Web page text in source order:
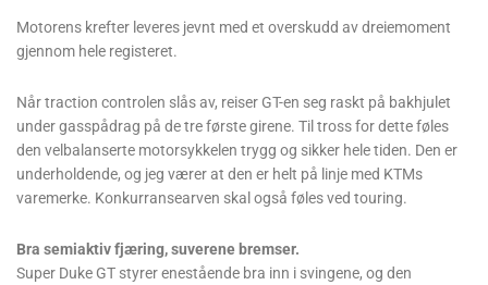
Motorens krefter leveres jevnt med et overskudd av dreiemoment
gjennom hele registeret.
Når traction controlen slås av, reiser GT-en seg raskt på bakhjulet
under gasspådrag på de tre første girene. Til tross for dette føles
den velbalanserte motorsykkelen trygg og sikker hele tiden. Den er
underholdende, og jeg værer at den er helt på linje med KTMs
varemerke. Konkurransearven skal også føles ved touring.
Bra semiaktiv fjæring, suverene bremser.
Super Duke GT styrer enestående bra inn i svingene, og den